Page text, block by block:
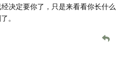
决定要你了，只是来看看你长什么
。